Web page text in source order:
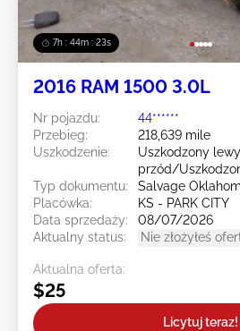
7h : 44m : 20s
2016 RAM 1500 3.0L
Nr pojazdu:
44******
Przebieg:
218,639 mile
Uszkodzenie:
Uszkodzony lewy
przód/
Typ dokumentu:
Salvage
Placówka:
KS - PARK CITY
Data sprzedaży:
08/07/2026
Aktualny status:
Nie złożyłeś
Aktualna oferta:
$25
Licytuj teraz!